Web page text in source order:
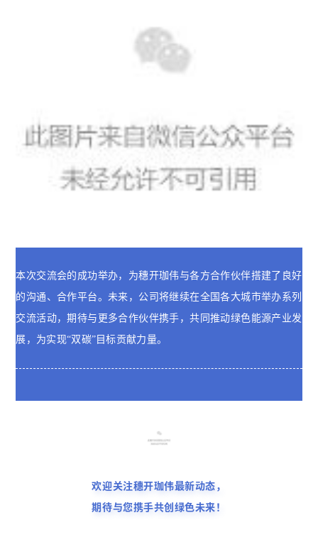
本次交流会的成功举办，为穗开珈伟与各方合作伙伴搭建了良好
的沟通、合作平台。未来，公司将继续在全国各大城市举办系列
交流活动，期待与更多合作伙伴携手，共同推动绿色能源产业发
展，为实现“双碳”目标贡献力量。
欢迎关注穗开珈伟最新动态，
期待与您携手共创绿色未来！